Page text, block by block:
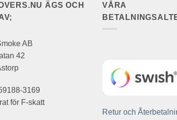
ÄGS OCH
AB
42
3169
för F-skatt
VÅRA
Retur och